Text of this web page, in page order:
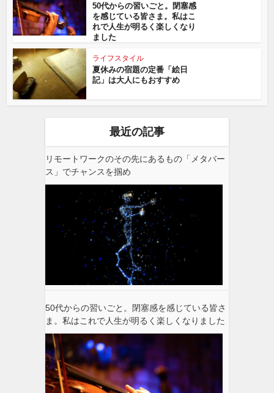
50代からの習いごと。閉塞感
を感じている皆さま。私はこ
れで人生が明るく楽しくなり
ました
ライフスタイル
夏休みの宿題の定番「絵日
記」は大人にもおすすめ
最近の記事
リモートワークのその先にあるもの「メタバー
ス」でチャンスを掴め
50代からの習いごと。閉塞感を感じている皆さ
ま。私はこれで人生が明るく楽しくなりました